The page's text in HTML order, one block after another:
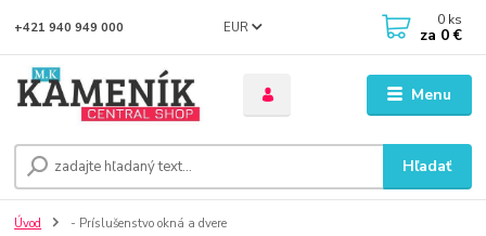
Menu
EUR
Hľadať
+421 940 949 000 0 ks
za 0 €
Úvod - Príslušenstvo okná a dvere